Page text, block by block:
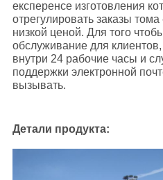
експеренсе изготовления
отрегулировать заказы
низкой ценой. Для того
обслуживание для
внутри 24 рабочие часы и
поддержки электронной
вызывать.
Детали продукта: